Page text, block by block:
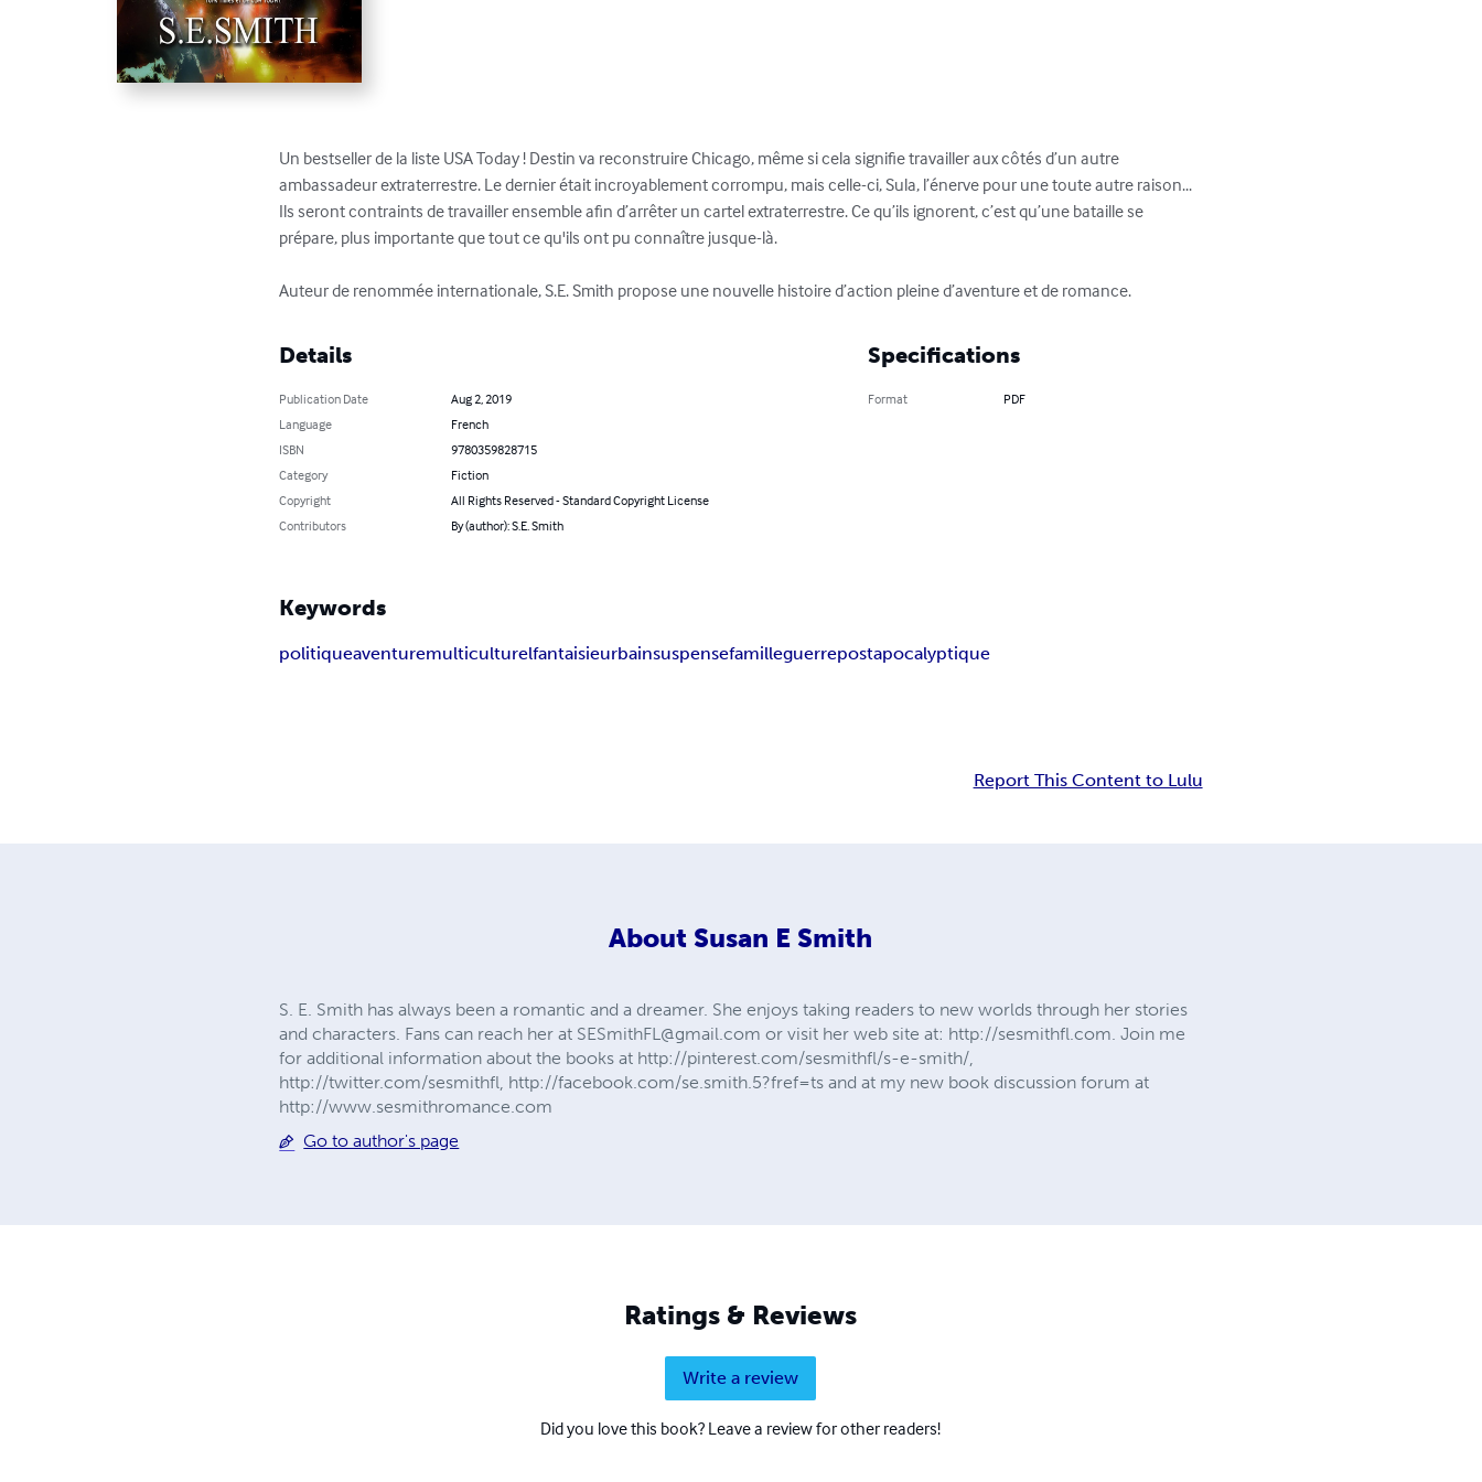
Un bestseller de la liste USA Today ! Destin va reconstruire Chicago, même si cela signifie travailler aux côtés d’un autre
ambassadeur extraterrestre. Le dernier était incroyablement corrompu, mais celle-ci, Sula, l’énerve pour une toute autre raison...
Ils seront contraints de travailler ensemble afin d’arrêter un cartel extraterrestre. Ce qu’ils ignorent, c’est qu’une bataille se
prépare, plus importante que tout ce qu'ils ont pu connaître jusque-là.
Auteur de renommée internationale, S.E. Smith propose une nouvelle histoire d’action pleine d’aventure et de romance.
Details
Publication Date
Aug 2, 2019
Language
French
ISBN
9780359828715
Category
Fiction
Copyright
All Rights Reserved - Standard Copyright License
Contributors
By (author): S.E. Smith
Specifications
Format PDF
Keywords
politiqueaventuremulticulturelfantaisieurbainsuspensefamilleguerrepostapocalyptique
Report This Content to Lulu
About Susan E Smith
S. E. Smith has always been a romantic and a dreamer. She enjoys taking readers to new worlds through her stories
and characters. Fans can reach her at SESmithFL@gmail.com or visit her web site at: http://sesmithfl.com. Join me
for additional information about the books at http://pinterest.com/sesmithfl/s-e-smith/,
http://twitter.com/sesmithfl, http://facebook.com/se.smith.5?fref=ts and at my new book discussion forum at
http://www.sesmithromance.com
Go to author's page
Ratings & Reviews
Write a review
Did you love this book? Leave a review for other readers!